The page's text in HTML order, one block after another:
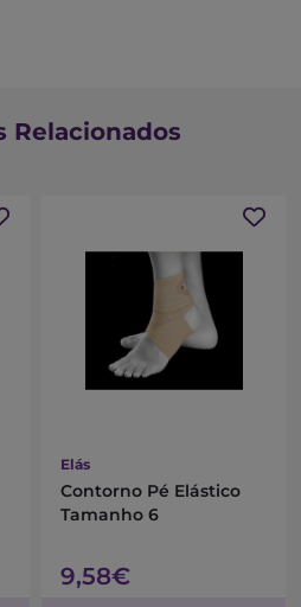
Relacionados
Elás
Contorno Pé Elástico
Tamanho 6
9,58€